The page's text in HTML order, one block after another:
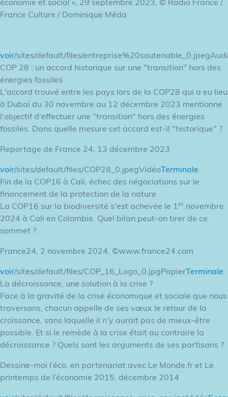
économie et social », 29 septembre 2023, © Radio France /
France Culture / Dominique Méda
voir/sites/default/files/
COP 28 : un accord historique sur une "transition" hors des
énergies fossiles
L'accord trouvé entre les pays lors de la COP28 qui a eu lieu
à Dubaï du 30 novembre au 12 décembre 2023 mentionne
l'objectif d'effectuer une "transition" hors des énergies
fossiles. Dans quelle mesure cet accord est-il "historique" ?
Reportage de France 24, 13 décembre 2023
voir/sites/default/files/COP28_0.jpegVidéoTerminale
Fin de la COP16 à Cali, échec des négociations sur le
financement de la protection de la nature
La COP16 sur la biodiversité s'est achevée le 1ernovembre
2024 à Cali en Colombie. Quel bilan peut-on tirer de ce
sommet ?
France24, 2 novembre 2024, ©www.france24.com
voir/sites/default/files/COP_16_Logo_0.jpgPapierTerminale
La décroissance, une solution à la crise ?
Face à la gravité de la crise économique et sociale que nous
traversons, chacun appelle de ses vœux le retour de la
croissance, sans laquelle il n’y aurait pas de mieux-être
possible. Et si le remède à la crise était au contraire la
décroissance ? Quels sont les arguments de ses partisans ?
Dessine-moi l’éco, en partenariat avec Le Monde.fr et Le
printemps de l’économie 2015, décembre 2014